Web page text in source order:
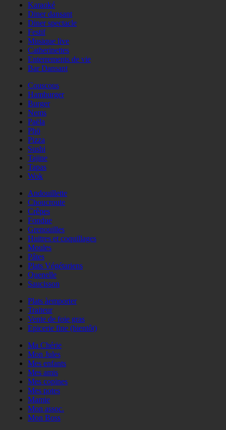
Karaoké
Diner dansant
Diner spectacle
Festif
Musique live
Catherinettes
Enterrements de vie
Bar Dansant
Couscous
Hamburger
Burger
Nems
Paëla
Phö
Pizza
Sushi
Tajine
Tapas
Wok
Andouillette
Choucroute
Crêpes
Fondue
Grenouilles
Huitres et coquillages
Moules
Pâtes
Plats Végétariens
Quenelle
Saucisson
Plats àemporter
Traiteur
Vente de foie gras
Epicerie fine (bientôt)
Ma Chérie
Mon Jules
Mes enfants
Mes amis
Mes copines
Mes potes
Mamie
Mon assoc.
Mon Boss